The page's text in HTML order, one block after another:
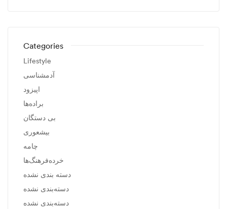
Categories
Lifestyle
آدمشناسی
اپیزود
براده‌ها
بی دستگان
بیشعوری
چامه
خرده‌فرهنگ‌ها
دسته بندی نشده
دسته‌بندی نشده
دسته‌بندی نشده